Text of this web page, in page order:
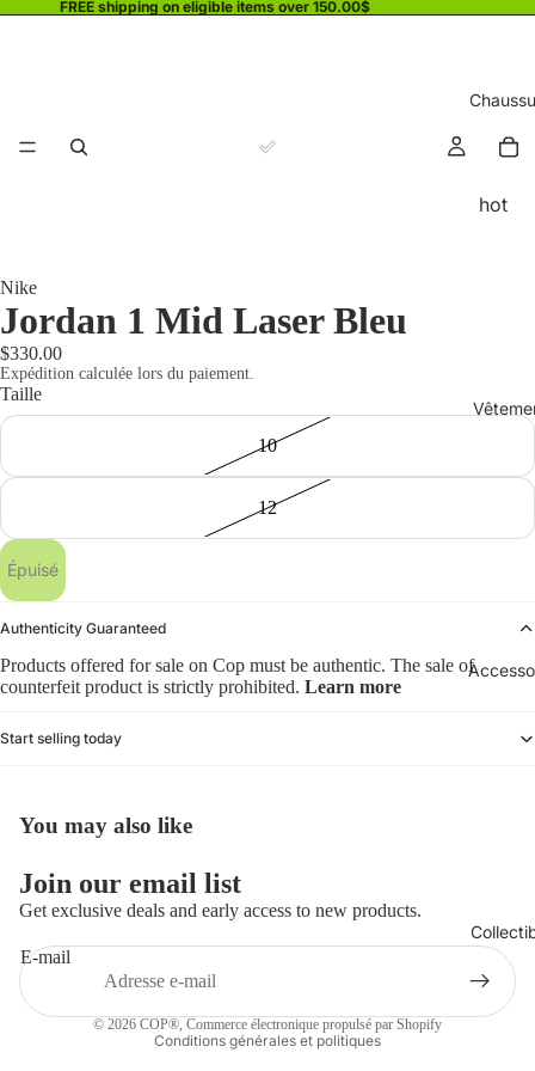
FREE shipping on eligible items over 150.00$
hot
Nike
Jordan 1 Mid Laser Bleu
$330.00
Expédition calculée lors du paiement.
Taille
10
12
Épuisé
Authenticity Guaranteed
Products offered for sale on Cop must be authentic. The sale of
counterfeit product is strictly prohibited. Learn more
Start selling today
You may also like
Join our email list
Get exclusive deals and early access to new products.
E-mail
© 2026 COP®, Commerce électronique propulsé par Shopify
Conditions générales et politiques
Politique de confidentialité
Politique d’expédition